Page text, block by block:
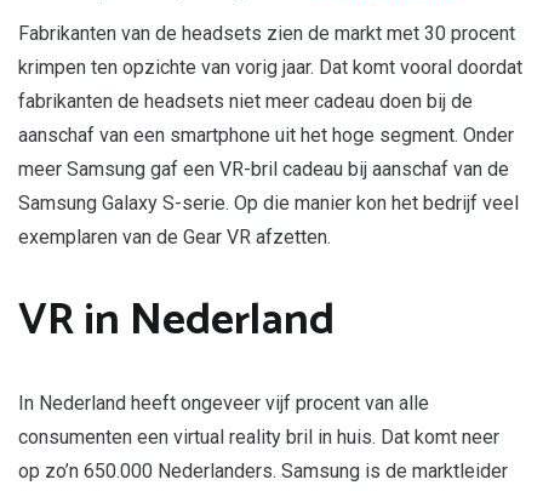
Fabrikanten van de headsets zien de markt met 30 procent
krimpen ten opzichte van vorig jaar. Dat komt vooral doordat
fabrikanten de headsets niet meer cadeau doen bij de
aanschaf van een smartphone uit het hoge segment. Onder
meer Samsung gaf een VR-bril cadeau bij aanschaf van de
Samsung Galaxy S-serie. Op die manier kon het bedrijf veel
exemplaren van de Gear VR afzetten.
VR in Nederland
In Nederland heeft ongeveer vijf procent van alle
consumenten een virtual reality bril in huis. Dat komt neer
op zo’n 650.000 Nederlanders. Samsung is de marktleider